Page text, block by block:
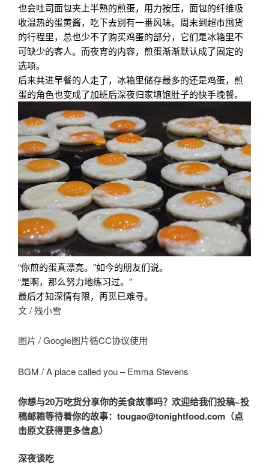
也会吐司面包夹上半熟的煎蛋，用力按压，面包的纤维吸
收温热的蛋黄酱，吃下去别有一番风味。周末到超市囤货
的行程里，总也少不了购买鸡蛋的部分，它们是冰箱里不
可缺少的客人。而夜宵的内容，煎蛋渐渐默认成了固定的
选项。
后来共进早餐的人走了，冰箱里储存最多的还是鸡蛋，煎
蛋的角色也变成了加班后深夜归家填饱肚子的快手晚餐。
“你煎的蛋真漂亮。”如今的朋友们说。
“是啊，那么努力地练习过。”
最后才知深情有限，再觅已难寻。
文 / 残小雪
图片 / Google图片循CC协议使用
BGM / A place called you – Emma Stevens
你想与20万吃货分享你的美食故事吗？欢迎给我们投稿~投
稿邮箱等待着你的故事：tougao@tonightfood.com（点
击原文获得更多信息）
深夜谈吃